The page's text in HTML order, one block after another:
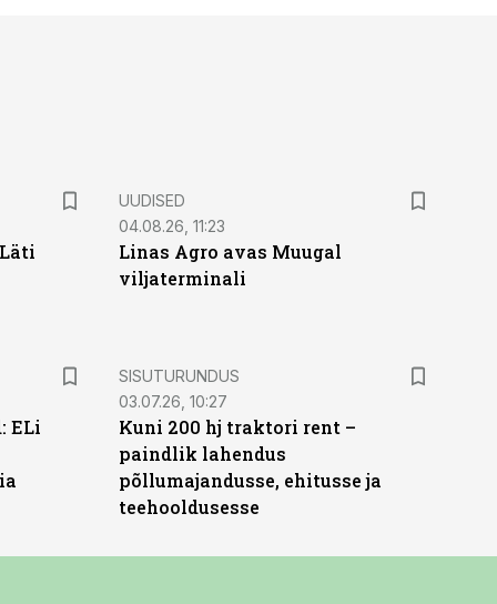
UUDISED
04.08.26, 11:23
Linas Agro avas Muugal
viljaterminali
ELi
ST
SISUTURUNDUS
03.07.26, 10:27
Kuni 200 hj traktori rent –
paindlik lahendus
põllumajandusse, ehitusse ja
teehooldusesse